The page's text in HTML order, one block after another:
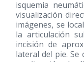
isquemia
visualización
imágenes, se
la articulación
incisión de
lateral del pie. Se